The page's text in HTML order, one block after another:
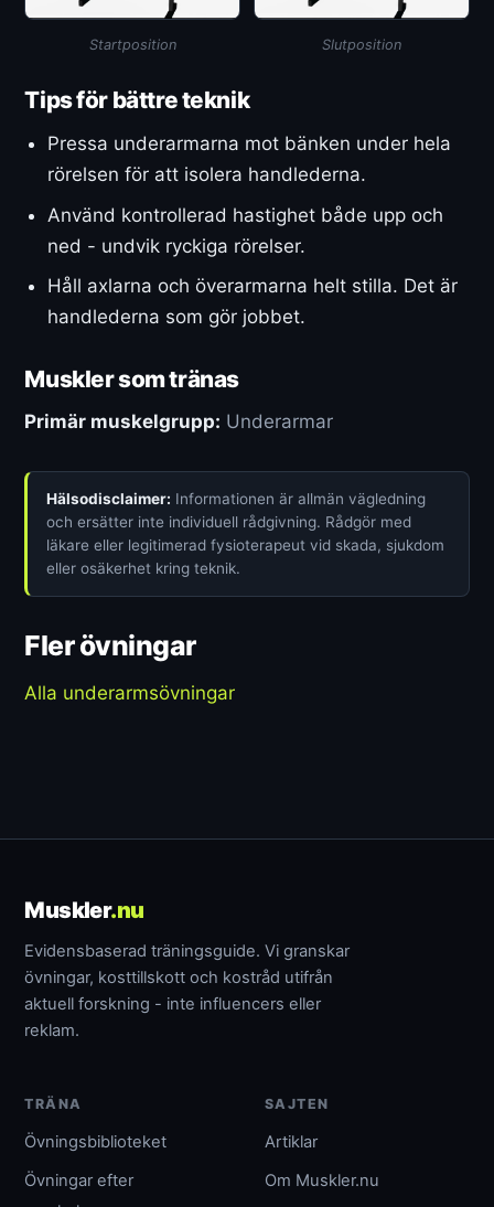
Startposition Slutposition
Tips för bättre teknik
Pressa underarmarna mot bänken under hela
rörelsen för att isolera handlederna.
Använd kontrollerad hastighet både upp och
ned - undvik ryckiga rörelser.
Håll axlarna och överarmarna helt stilla. Det är
handlederna som gör jobbet.
Muskler som tränas
Primär muskelgrupp: Underarmar
Hälsodisclaimer: Informationen är allmän vägledning
och ersätter inte individuell rådgivning. Rådgör med
läkare eller legitimerad fysioterapeut vid skada, sjukdom
eller osäkerhet kring teknik.
Fler övningar
Alla underarmsövningar
Muskler.nu
Evidensbaserad träningsguide. Vi granskar
övningar, kosttillskott och kostråd utifrån
aktuell forskning - inte influencers eller
reklam.
TRÄNA
Övningsbiblioteket
Övningar efter
SAJTEN
Artiklar
Om Muskler.nu